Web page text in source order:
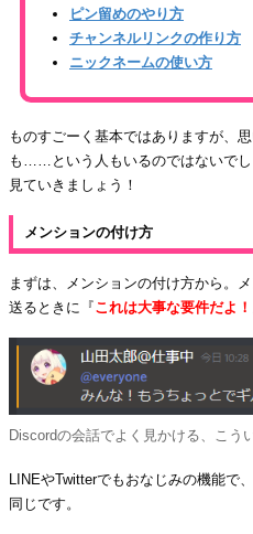
ピン留めのやり方
チャンネルリンクの作り方
ニックネームの使い方
ものすごーく基本ではありますが、
も……という人もいるのではないで
見ていきましょう！
メンションの付け方
まずは、メンションの付け方から。
送るときに『これは大事な要件だよ！
Discordの会話でよく見かける、こう
LINEやTwitterでもおなじみの機能で
同じです。